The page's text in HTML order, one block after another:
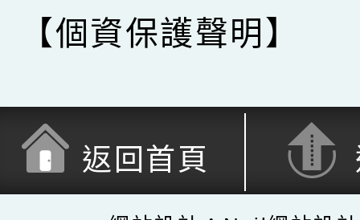
【個資保護聲明】
返回首頁